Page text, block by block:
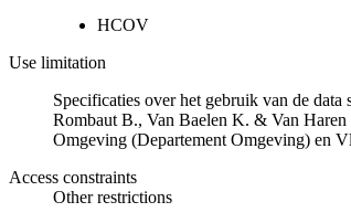
HCOV
Use limitation
Specificaties over het gebruik van de
Rombaut B., Van Baelen K. & Van
Omgeving (Departement Omgeving) en
Access constraints
Other restrictions